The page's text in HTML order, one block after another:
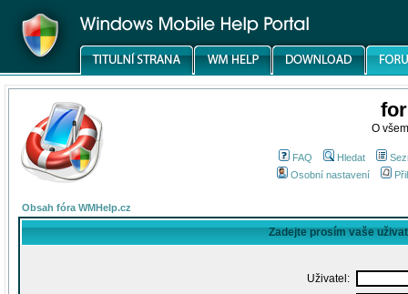
O
FAQ Hledat
Osobní nastavení
Obsah fóra WMHelp.cz
Zadejte prosím vaše
Uživatel: